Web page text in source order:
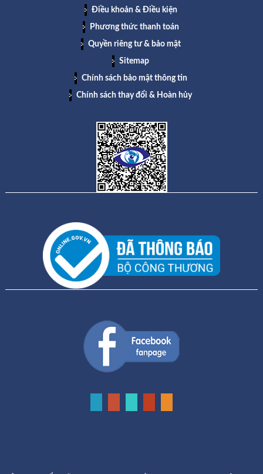
Điều khoản & Điều kiện
Phương thức thanh toán
Quyền riêng tư & bảo mật
Sitemap
Chính sách bảo mật thông tin
Chính sách thay đổi & Hoàn hủy